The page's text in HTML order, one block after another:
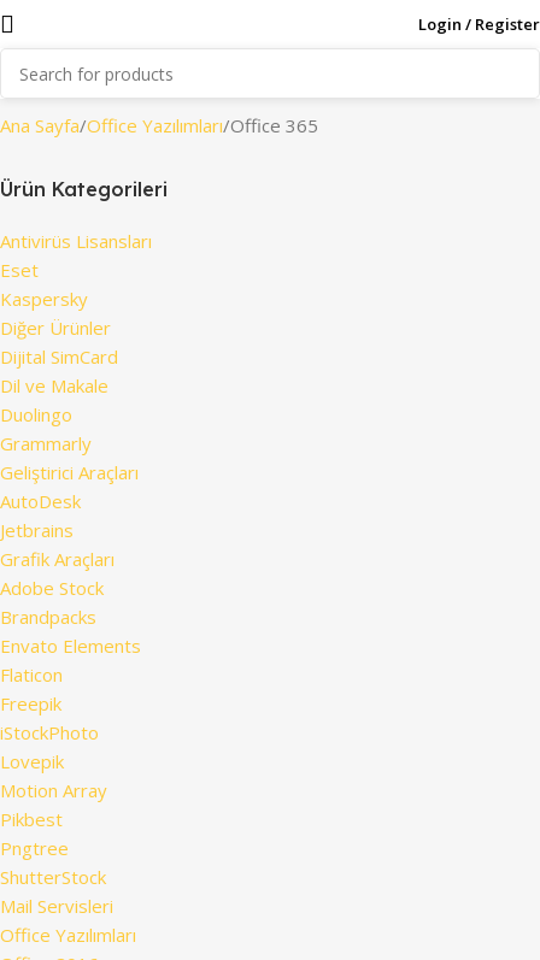
Login / Register
Ana Sayfa Office Yazılımları Office 365
Ürün Kategorileri
Antivirüs Lisansları
Eset
Kaspersky
Diğer Ürünler
Dijital SimCard
Dil ve Makale
Duolingo
Grammarly
Geliştirici Araçları
AutoDesk
Jetbrains
Grafik Araçları
Adobe Stock
Brandpacks
Envato Elements
Flaticon
Freepik
iStockPhoto
Lovepik
Motion Array
Pikbest
Pngtree
ShutterStock
Mail Servisleri
Office Yazılımları